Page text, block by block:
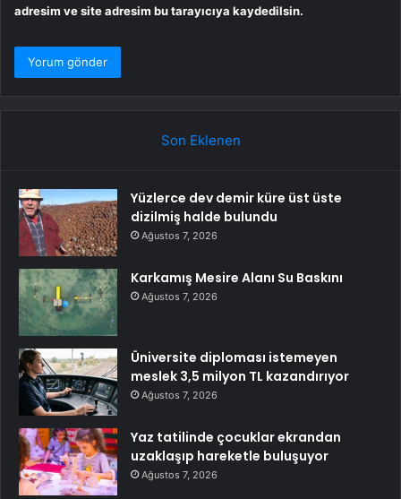
adresim ve site adresim bu tarayıcıya kaydedilsin.
Son Eklenen
Yüzlerce dev demir küre üst üste
dizilmiş halde bulundu
Ağustos 7, 2026
Karkamış Mesire Alanı Su Baskını
Ağustos 7, 2026
Üniversite diploması istemeyen
meslek 3,5 milyon TL kazandırıyor
Ağustos 7, 2026
Yaz tatilinde çocuklar ekrandan
uzaklaşıp hareketle buluşuyor
Ağustos 7, 2026